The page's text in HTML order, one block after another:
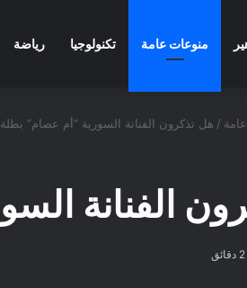
منوعات عامة تكنولوجيا رياضة
/ هل تذكرون الفنانة السورية “أم عصام”
الفنانة